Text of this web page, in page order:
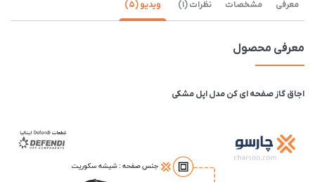
معرفی مشخصات نظرات (1) ویدیو (5)
معرفی محصول
اجاق گاز صفحه ای کن مدل اپل مشکی